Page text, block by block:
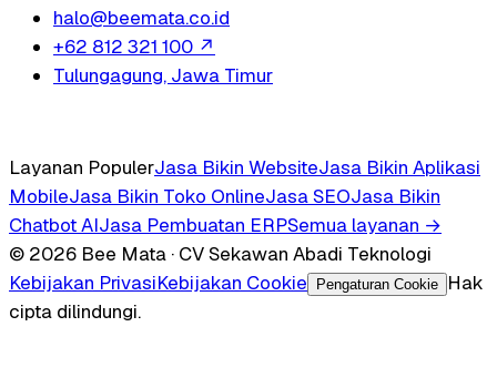
halo@beemata.co.id
+62 812 321 100 ↗
Tulungagung, Jawa Timur
Layanan PopulerJasa Bikin WebsiteJasa Bikin Aplikasi
MobileJasa Bikin Toko OnlineJasa SEOJasa Bikin
Chatbot AIJasa Pembuatan ERPSemua layanan →
© 2026 Bee Mata · CV Sekawan Abadi Teknologi
Kebijakan PrivasiKebijakan Cookie Pengaturan Cookie
Hak
cipta dilindungi.